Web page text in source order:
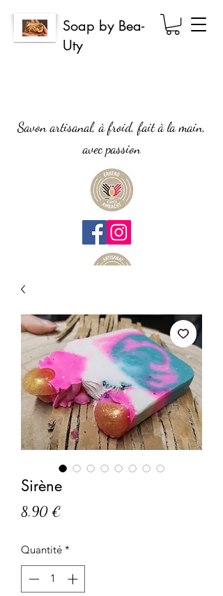
Soap by Bea-
Uty
Savon artisanal, à froid, fait à la main,
avec passion
Sirène
8,90 €
Quantité *